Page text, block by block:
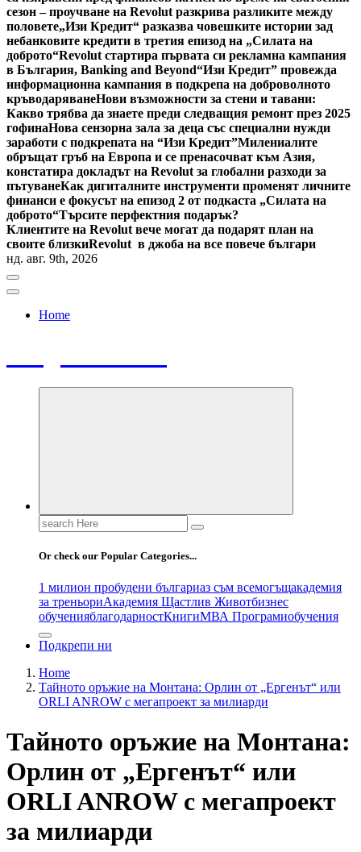
сезон – проучване на Revolut разкрива разликите между
половете„Изи Кредит“ разказва човешките истории зад
небанковите кредити в третия епизод на „Силата на
доброто“Revolut стартира първата си рекламна кампания
в България, Banking and Beyond“Изи Кредит” провежда
информационна кампания в подкрепа на доброволното
кръводаряванеНови възможности за стени и тавани:
Какво трябва да знаете преди следващия ремонт през 2025
гофинаНова сензорна зала за деца със специални нужди
заработи с подкрепата на “Изи Кредит”Милениалите
обръщат гръб на Европа и се пренасочват към Азия,
констатира докладът на Revolut за глобални разходи за
пътуванеКак дигиталните инструменти променят личните
финанси е фокусът на епизод 2 от подкаста „Силата на
доброто“Търсите перфектния подарък?
Клиентите на Revolut вече могат да подарят план на
своите близкиRevolut в джоба на все повече българи
нд. авг. 9th, 2026
Home
Search
for:
Or check our Popular Categories...
1 милион пробудени българиаз съм всемогъщакадемия
за треньориАкадемия Щастлив Животбизнес
обученияблагодарностКнигиМВА Програмиобучения
Подкрепи ни
Home
Тайното оръжие на Монтана: Орлин от „Ергенът“ или
ORLI ANROW с мегапроект за милиарди
Тайното оръжие на Монтана:
Орлин от „Ергенът“ или
ORLI ANROW с мегапроект
за милиарди